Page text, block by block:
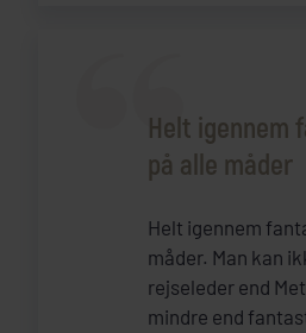
Helt igennem
på alle måder
Helt igennem
måder. Man kan
rejseleder end
mindre end